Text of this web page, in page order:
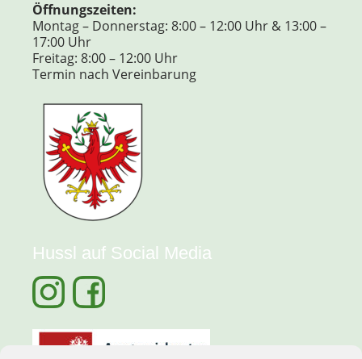
Öffnungszeiten:
Montag – Donnerstag: 8:00 – 12:00 Uhr & 13:00 –
17:00 Uhr
Freitag: 8:00 – 12:00 Uhr
Termin nach Vereinbarung
Hussl auf Social Media